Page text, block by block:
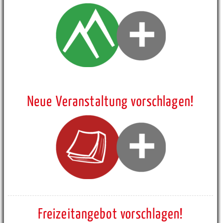
Neue Veranstaltung vorschlagen!
Freizeitangebot vorschlagen!